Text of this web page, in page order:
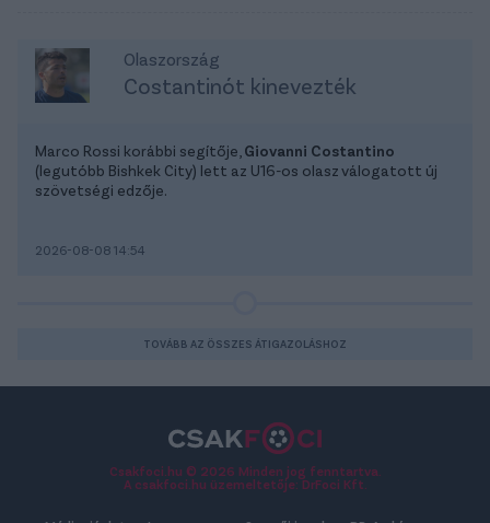
Olaszország
Costantinót kinevezték
Marco Rossi korábbi segítője, Giovanni Costantino
(legutóbb Bishkek City) lett az U16-os olasz válogatott új
szövetségi edzője.
2026-08-08 14:54
TOVÁBB AZ ÖSSZES ÁTIGAZOLÁSHOZ
Csakfoci.hu © 2026 Minden jog fenntartva.
A csakfoci.hu üzemeltetője: DrFoci Kft.